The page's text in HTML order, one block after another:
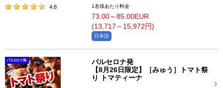
4.8 1名様あたり料金
73.00～85.00EUR
(13,717～15,972円)
日本語
バルセロナ発
【8月26日限定】［みゅう］トマト祭
り トマティーナ